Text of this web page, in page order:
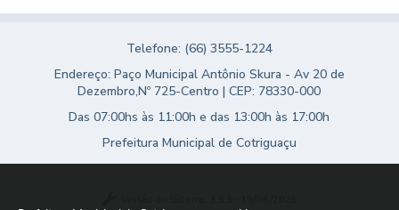
Telefone: (66) 3555-1224
Endereço: Paço Municipal Antônio Skura - Av 20 de
Dezembro,Nº 725-Centro | CEP: 78330-000
Das 07:00hs às 11:00h e das 13:00h às 17:00h
Prefeitura Municipal de Cotriguaçu